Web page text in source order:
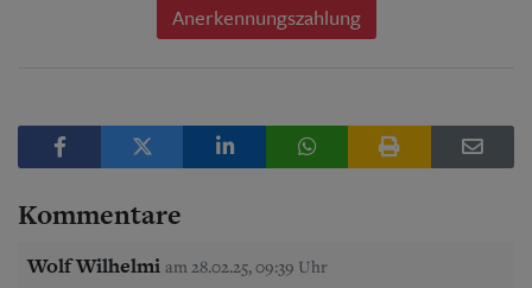
Anerkennungszahlung
Kommentare
Wolf Wilhelmi am 28.02.25, 09:39 Uhr